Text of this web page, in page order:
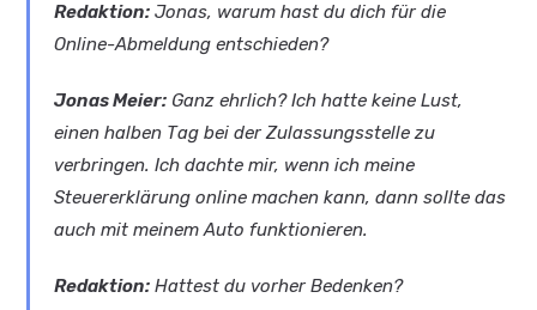
Redaktion: Jonas, warum hast du dich für die
Online-Abmeldung entschieden?
Jonas Meier: Ganz ehrlich? Ich hatte keine Lust,
einen halben Tag bei der Zulassungsstelle zu
verbringen. Ich dachte mir, wenn ich meine
Steuererklärung online machen kann, dann sollte das
auch mit meinem Auto funktionieren.
Redaktion: Hattest du vorher Bedenken?